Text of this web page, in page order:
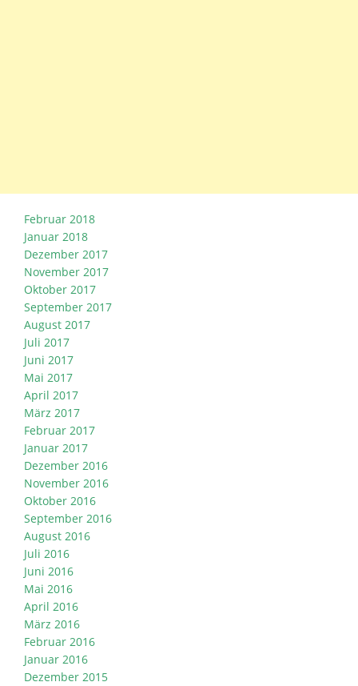
Februar 2018
Januar 2018
Dezember 2017
November 2017
Oktober 2017
September 2017
August 2017
Juli 2017
Juni 2017
Mai 2017
April 2017
März 2017
Februar 2017
Januar 2017
Dezember 2016
November 2016
Oktober 2016
September 2016
August 2016
Juli 2016
Juni 2016
Mai 2016
April 2016
März 2016
Februar 2016
Januar 2016
Dezember 2015